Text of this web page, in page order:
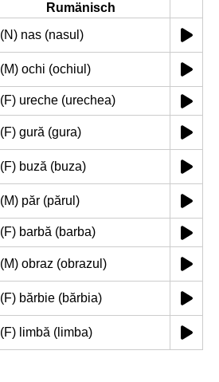
Rumänisch
(N) nas (nasul)
(M) ochi (ochiul)
(F) ureche (urechea)
(F) gură (gura)
(F) buză (buza)
(M) păr (părul)
(F) barbă (barba)
(M) obraz (obrazul)
(F) bărbie (bărbia)
(F) limbă (limba)